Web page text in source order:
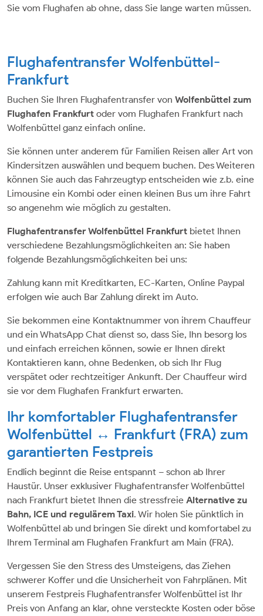
Sie vom Flughafen ab ohne, dass Sie lange warten müssen.
Flughafentransfer Wolfenbüttel-
Frankfurt
Buchen Sie Ihren Flughafentransfer von Wolfenbüttel zum
Flughafen Frankfurt oder vom Flughafen Frankfurt nach
Wolfenbüttel ganz einfach online.
Sie können unter anderem für Familien Reisen aller Art von
Kindersitzen auswählen und bequem buchen. Des Weiteren
können Sie auch das Fahrzeugtyp entscheiden wie z.b. eine
Limousine ein Kombi oder einen kleinen Bus um ihre Fahrt
so angenehm wie möglich zu gestalten.
Flughafentransfer Wolfenbüttel Frankfurt bietet Ihnen
verschiedene Bezahlungsmöglichkeiten an: Sie haben
folgende Bezahlungsmöglichkeiten bei uns:
Zahlung kann mit Kreditkarten, EC-Karten, Online Paypal
erfolgen wie auch Bar Zahlung direkt im Auto.
Sie bekommen eine Kontaktnummer von ihrem Chauffeur
und ein WhatsApp Chat dienst so, dass Sie, Ihn besorg los
und einfach erreichen können, sowie er Ihnen direkt
Kontaktieren kann, ohne Bedenken, ob sich Ihr Flug
verspätet oder rechtzeitiger Ankunft. Der Chauffeur wird
sie vor dem Flughafen Frankfurt erwarten.
Ihr komfortabler Flughafentransfer
Wolfenbüttel ↔ Frankfurt (FRA) zum
garantierten Festpreis
Endlich beginnt die Reise entspannt – schon ab Ihrer
Haustür. Unser exklusiver Flughafentransfer Wolfenbüttel
nach Frankfurt bietet Ihnen die stressfreie Alternative zu
Bahn, ICE und regulärem Taxi. Wir holen Sie pünktlich in
Wolfenbüttel ab und bringen Sie direkt und komfortabel zu
Ihrem Terminal am Flughafen Frankfurt am Main (FRA).
Vergessen Sie den Stress des Umsteigens, das Ziehen
schwerer Koffer und die Unsicherheit von Fahrplänen. Mit
unserem Festpreis Flughafentransfer Wolfenbüttel ist Ihr
Preis von Anfang an klar, ohne versteckte Kosten oder böse